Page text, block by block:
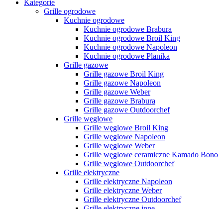
Kategorie
Grille ogrodowe
Kuchnie ogrodowe
Kuchnie ogrodowe Brabura
Kuchnie ogrodowe Broil King
Kuchnie ogrodowe Napoleon
Kuchnie ogrodowe Planika
Grille gazowe
Grille gazowe Broil King
Grille gazowe Napoleon
Grille gazowe Weber
Grille gazowe Brabura
Grille gazowe Outdoorchef
Grille węglowe
Grille węglowe Broil King
Grille węglowe Napoleon
Grille węglowe Weber
Grille węglowe ceramiczne Kamado Bono
Grille węglowe Outdoorchef
Grille elektryczne
Grille elektryczne Napoleon
Grille elektryczne Weber
Grille elektryczne Outdoorchef